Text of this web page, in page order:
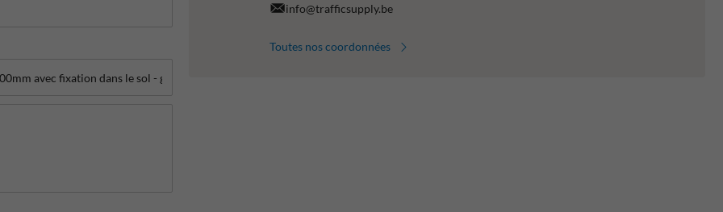
info@trafficsupply.be
Toutes nos coordonnées